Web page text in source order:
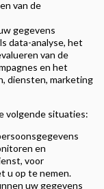
van de
gegevens
data-analyse, het
van de
en het
diensten, marketing
volgende situaties:
en
voor
u op te nemen.
uw gegevens